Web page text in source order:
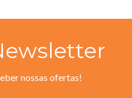
nossas ofertas!